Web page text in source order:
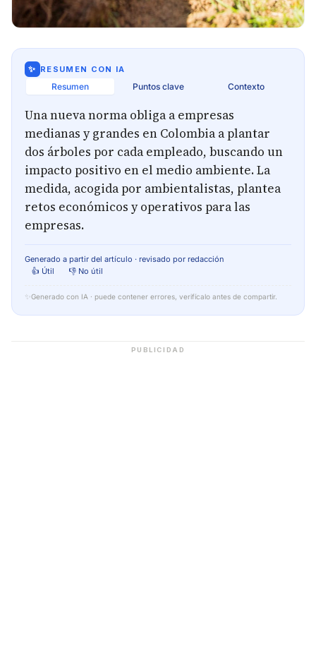
✨ RESUMEN CON IA
Resumen Puntos clave Contexto
Una nueva norma obliga a empresas
medianas y grandes en Colombia a plantar
dos árboles por cada empleado, buscando un
impacto positivo en el medio ambiente. La
medida, acogida por ambientalistas, plantea
retos económicos y operativos para las
empresas.
Generado a partir del artículo · revisado por redacción
👍 Útil
👎 No útil
✨ Generado con IA · puede contener errores, verifícalo antes de compartir.
PUBLICIDAD